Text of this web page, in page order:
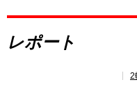
レポート
速報
レポート
2